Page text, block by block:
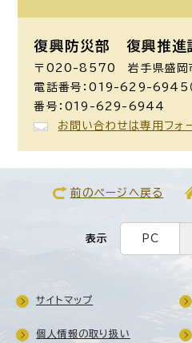
復興防災部 復興推進
〒020-8570 岩手県盛岡
電話番号：019-629-6945
番号：019-629-6944
お問い合わせは専用フォ
前のページへ戻る
表示 PC
サイトマップ
個人情報の取り扱い